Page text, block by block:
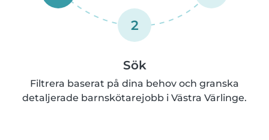
2
Sök
Filtrera baserat på dina behov och granska
detaljerade barnskötarejobb i Västra Värlinge.